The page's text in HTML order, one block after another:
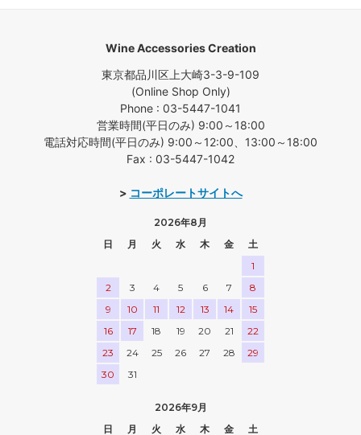
Wine Accessories Creation
東京都品川区上大崎3-3-9-109
(Online Shop Only)
Phone : 03-5447-1041
営業時間(平日のみ) 9:00～18:00
電話対応時間(平日のみ) 9:00～12:00、13:00～18:00
Fax : 03-5447-1042
> コーポレートサイトへ
2026年8月
日
月 火 水 木 金
土
1
2
3 4 5 6 7
8
9
10 11 12 13 14
15
16
17 18 19 20 21
22
23
24 25 26 27 28
29
30
31
2026年9月
日
月 火 水 木 金
土